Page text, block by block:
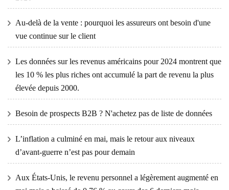
Au-delà de la vente : pourquoi les assureurs ont besoin d'une
vue continue sur le client
Les données sur les revenus américains pour 2024 montrent que
les 10 % les plus riches ont accumulé la part de revenu la plus
élevée depuis 2000.
Besoin de prospects B2B ? N'achetez pas de liste de données
L’inflation a culminé en mai, mais le retour aux niveaux
d’avant-guerre n’est pas pour demain
Aux États-Unis, le revenu personnel a légèrement augmenté en